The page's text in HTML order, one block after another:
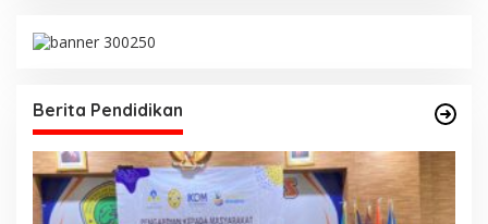
Berita Pendidikan